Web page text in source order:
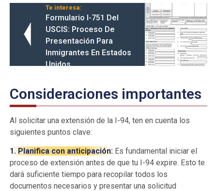
Te interesa:
Formulario I-751 Del
USCIS: Proceso De
Presentación Para
Inmigrantes En Estados
Unidos
Consideraciones importantes
Al solicitar una extensión de la I-94, ten en cuenta los
siguientes puntos clave:
1. Planifica con anticipación: Es fundamental iniciar el
proceso de extensión antes de que tu I-94 expire. Esto te
dará suficiente tiempo para recopilar todos los
documentos necesarios y presentar una solicitud